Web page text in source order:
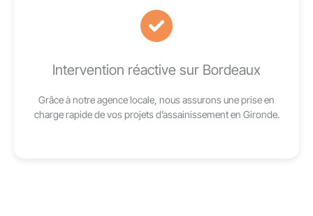
Intervention réactive sur Bordeaux
Grâce à notre agence locale, nous assurons une prise en
charge rapide de vos projets d’assainissement en Gironde.